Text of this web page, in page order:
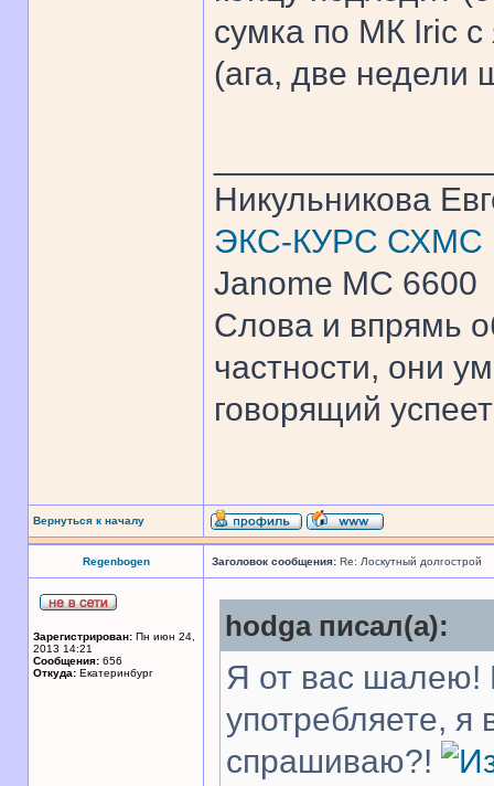
сумка по МК Iric с
(ага, две недели
Никульникова
ЭКС-КУРС СХМС
Janome MC 6600
Слова и впрямь
частности, они
говорящий
Вернуться к началу
Regenbogen Заголовок сообщения: Re: Лоскутный долгострой
Зарегистрирован: Пн июн 24,
2013 14:21
Сообщения: 656
Откуда: Екатеринбург
hodga писал(а):
Я от вас шалею!
употребляете, я
спрашиваю?!